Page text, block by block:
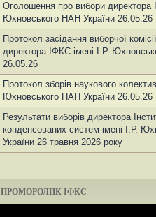
Оголошення про вибори директора
Юхновського НАН України 26.05.26
Протокол засідання виборчої
директора ІФКС імені І.Р.
26.05.26
Протокол зборів наукового
Юхновського НАН України 26.05.26
Результати виборів директора
конденсованих систем імені І.Р.
України 26 травня 2026 року
ПРОМОРОЛИК ІФКС